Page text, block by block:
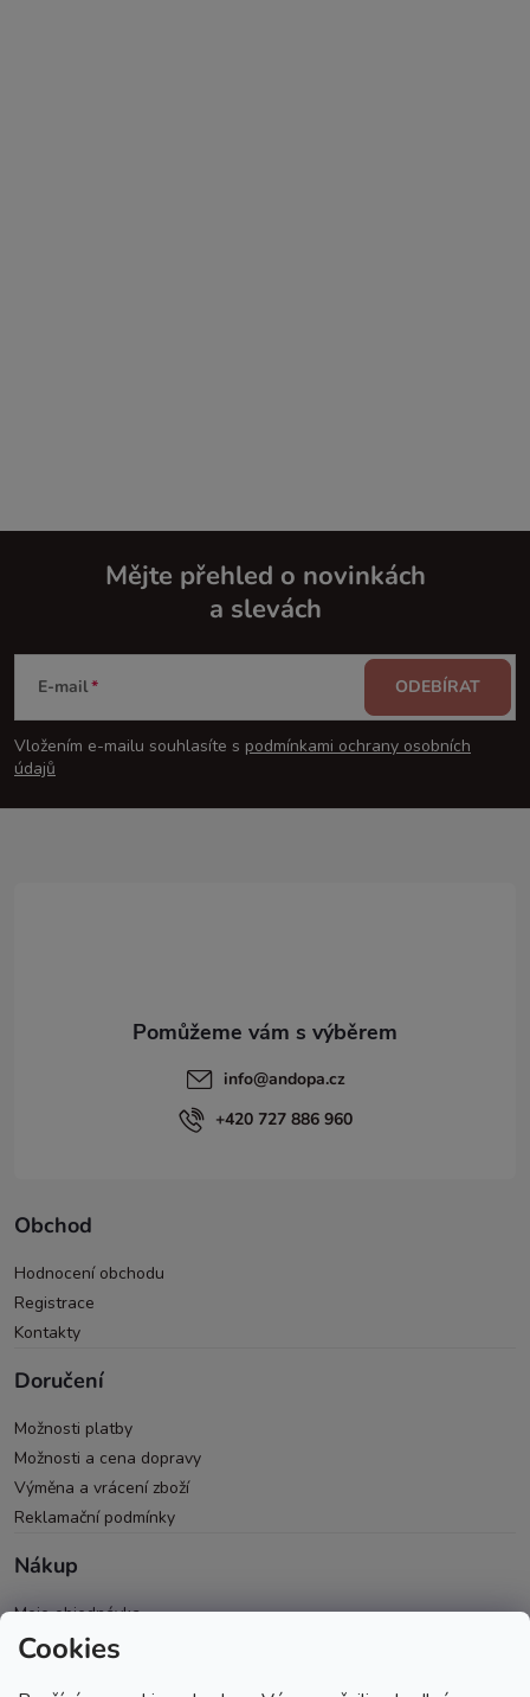
Cookies
p
a
Mějte přehled o novinkách
a slevách
E-mail
Vložením e-mailu souhlasíte s podmínkami ochrany osobních
údajů
ODEBÍRAT
info@andopa.cz
+420 727 886 960
Obchod
Hodnocení obchodu
Registrace
Kontakty
Doručení
Možnosti platby
Možnosti a cena dopravy
Výměna a vrácení zboží
Reklamační podmínky
Nákup
Moje objednávka
Všeobecné obchodní podmínky